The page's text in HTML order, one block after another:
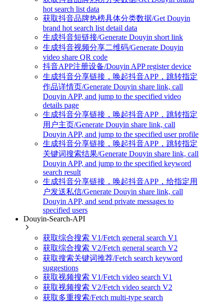
hot search list data
获取抖音品牌热榜具体分类数据/Get Douyin
brand hot search list detail data
生成抖音短链接/Generate Douyin short link
生成抖音视频分享二维码/Generate Douyin
video share QR code
抖音APP注册设备/Douyin APP register device
生成抖音分享链接，唤起抖音APP，跳转指定
作品详情页/Generate Douyin share link, call
Douyin APP, and jump to the specified video
details page
生成抖音分享链接，唤起抖音APP，跳转指定
用户主页/Generate Douyin share link, call
Douyin APP, and jump to the specified user profile
生成抖音分享链接，唤起抖音APP，跳转指定
关键词搜索结果/Generate Douyin share link, call
Douyin APP, and jump to the specified keyword
search result
生成抖音分享链接，唤起抖音APP，给指定用
户发送私信/Generate Douyin share link, call
Douyin APP, and send private messages to
specified users
Douyin-Search-API
获取综合搜索 V1/Fetch general search V1
获取综合搜索 V2/Fetch general search V2
获取搜索关键词推荐/Fetch search keyword
suggestions
获取视频搜索 V1/Fetch video search V1
获取视频搜索 V2/Fetch video search V2
获取多重搜索/Fetch multi-type search